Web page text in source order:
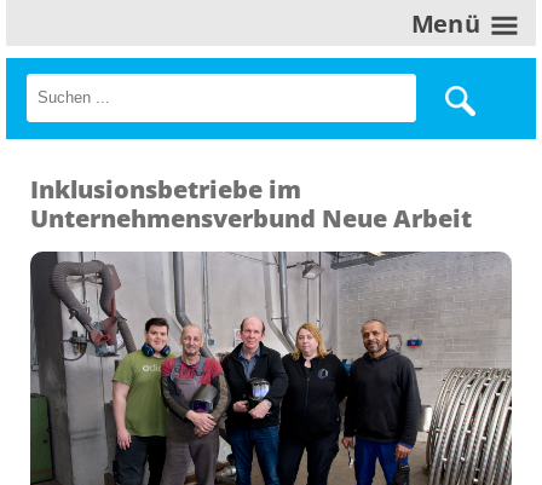
Menü
Inklusionsbetriebe im
Unternehmensverbund Neue Arbeit